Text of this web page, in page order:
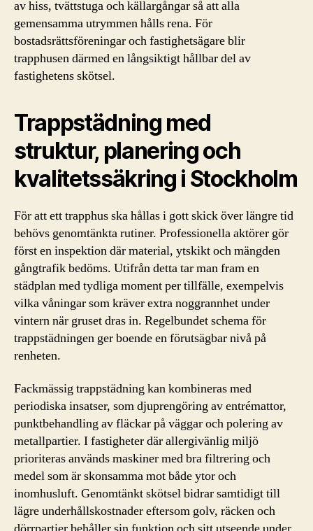
av hiss, tvättstuga och källargångar så att alla
gemensamma utrymmen hålls rena. För
bostadsrättsföreningar och fastighetsägare blir
trapphusen därmed en långsiktigt hållbar del av
fastighetens skötsel.
Trappstädning med
struktur, planering och
kvalitetssäkring i Stockholm
För att ett trapphus ska hållas i gott skick över längre tid
behövs genomtänkta rutiner. Professionella aktörer gör
först en inspektion där material, ytskikt och mängden
gångtrafik bedöms. Utifrån detta tar man fram en
städplan med tydliga moment per tillfälle, exempelvis
vilka våningar som kräver extra noggrannhet under
vintern när gruset dras in. Regelbundet schema för
trappstädningen ger boende en förutsägbar nivå på
renheten.
Fackmässig trappstädning kan kombineras med
periodiska insatser, som djuprengöring av entrémattor,
punktbehandling av fläckar på väggar och polering av
metallpartier. I fastigheter där allergivänlig miljö
prioriteras används maskiner med bra filtrering och
medel som är skonsamma mot både ytor och
inomhusluft. Genomtänkt skötsel bidrar samtidigt till
lägre underhållskostnader eftersom golv, räcken och